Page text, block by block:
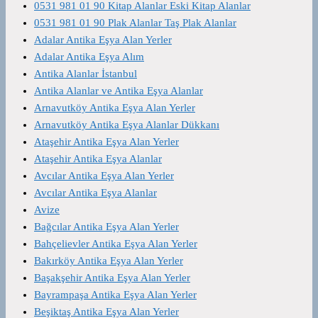
0531 981 01 90 Kitap Alanlar Eski Kitap Alanlar
0531 981 01 90 Plak Alanlar Taş Plak Alanlar
Adalar Antika Eşya Alan Yerler
Adalar Antika Eşya Alım
Antika Alanlar İstanbul
Antika Alanlar ve Antika Eşya Alanlar
Arnavutköy Antika Eşya Alan Yerler
Arnavutköy Antika Eşya Alanlar Dükkanı
Ataşehir Antika Eşya Alan Yerler
Ataşehir Antika Eşya Alanlar
Avcılar Antika Eşya Alan Yerler
Avcılar Antika Eşya Alanlar
Avize
Bağcılar Antika Eşya Alan Yerler
Bahçelievler Antika Eşya Alan Yerler
Bakırköy Antika Eşya Alan Yerler
Başakşehir Antika Eşya Alan Yerler
Bayrampaşa Antika Eşya Alan Yerler
Beşiktaş Antika Eşya Alan Yerler